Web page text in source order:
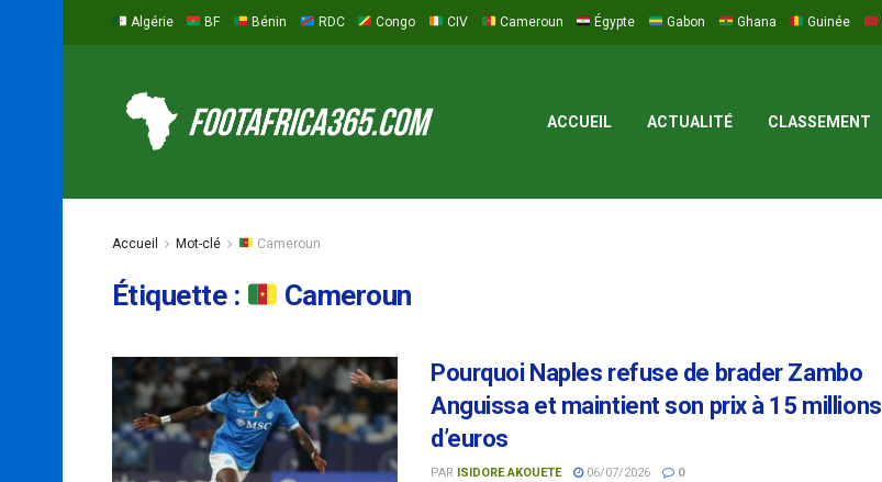
Algérie BF Bénin RDC Congo CIV Cameroun Égypte Gabon Ghana Guinée
ACCUEIL ACTUALITÉ CLASSEMENT
Accueil Mot-clé Cameroun
Étiquette : Cameroun
Pourquoi Naples refuse de brader Zambo
Anguissa et maintient son prix à 15 millions
d’euros
PAR ISIDORE AKOUETE 06/07/2026 0